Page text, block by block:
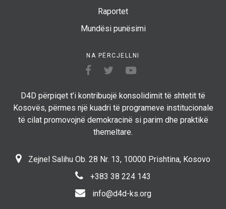
Raportet
Mundësi punësimi
NA PËRCJELLNI
D4D përpiqet t’i kontribuojë konsolidimit të shtetit të
Kosovës, përmes një kuadri të programeve institucionale
të cilat promovojnë demokracinë si parim dhe praktikë
themeltare.
Zejnel Salihu Ob. 28 Nr. 13, 10000 Prishtina, Kosovo
+383 38 224 143
info@d4d-ks.org